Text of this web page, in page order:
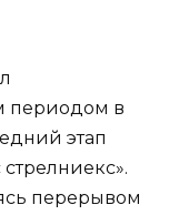
периодом в
этап
перерывом